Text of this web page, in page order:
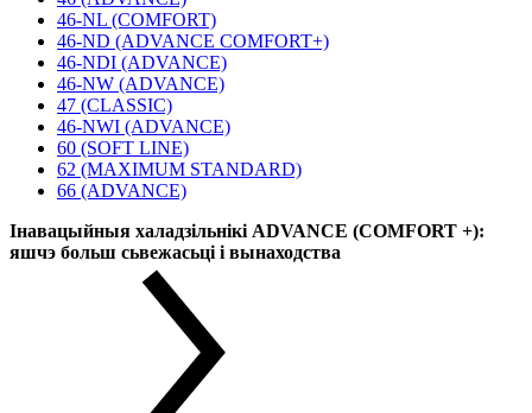
46-NL (COMFORT)
46-ND (ADVANCE COMFORT+)
46-NDI (ADVANCE)
46-NW (ADVANCE)
47 (CLASSIC)
46-NWI (ADVANCE)
60 (SOFT LINE)
62 (MAXIMUM STANDARD)
66 (ADVANCE)
Інавацыйныя халадзільнікі ADVANCE (COMFORT +):
яшчэ больш сьвежасьці і вынаходства